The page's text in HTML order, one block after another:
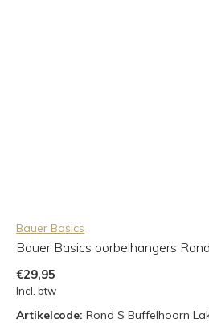
Bauer Basics
Bauer Basics oorbelhangers
€29,95
Incl. btw
Artikelcode: Rond S Buffelhoorn